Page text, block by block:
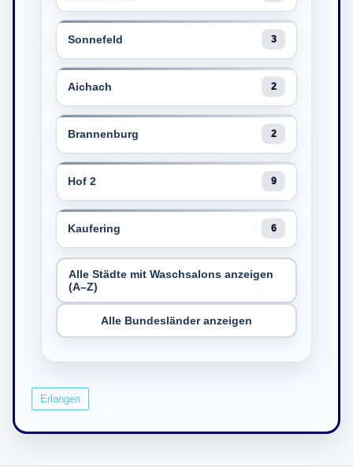
Sonnefeld 3
Aichach 2
Brannenburg 2
Hof 2 9
Kaufering 6
Alle Städte mit Waschsalons anzeigen
(A–Z)
Alle Bundesländer anzeigen
Erlangen